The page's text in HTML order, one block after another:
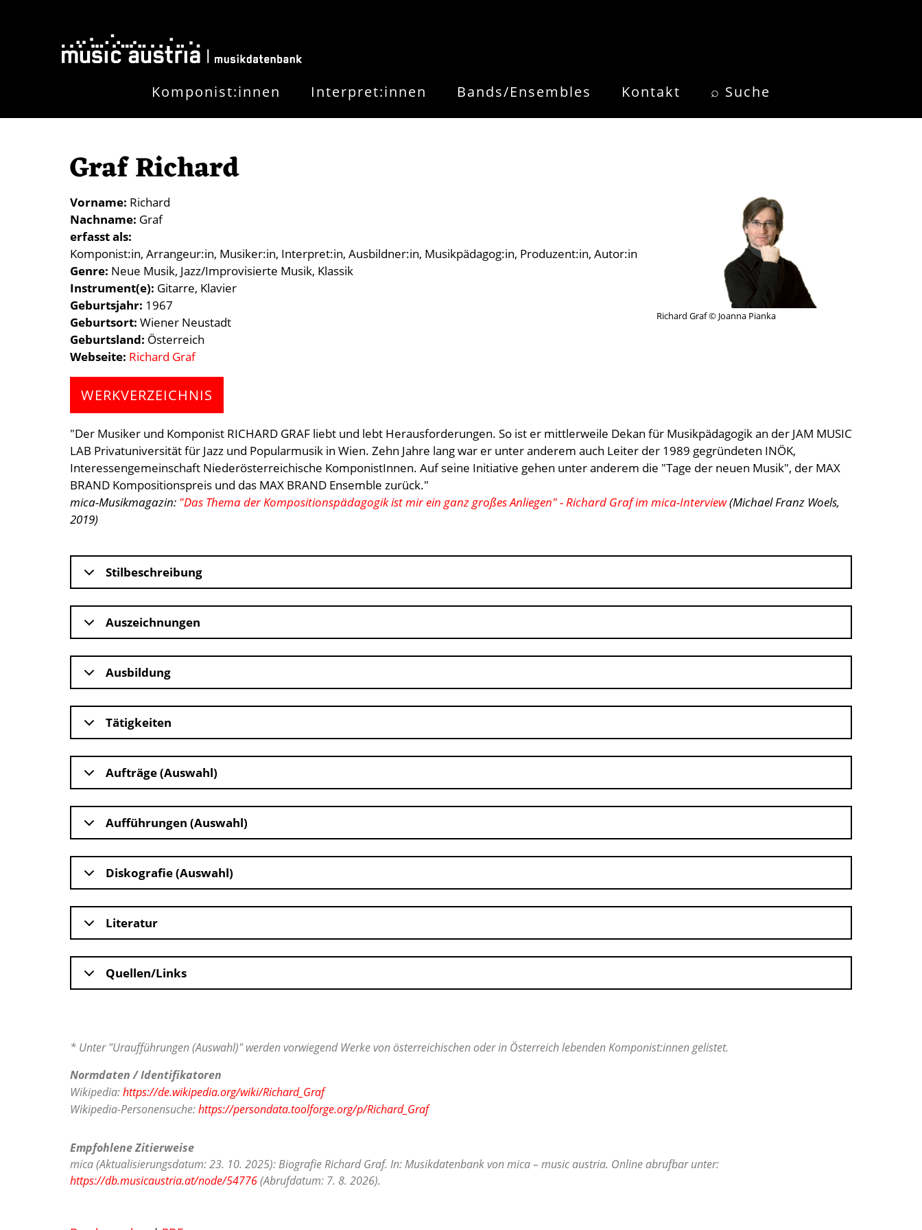
Komponist:innen Interpret:innen Bands/Ensembles Kontakt ⌕ Suche
Graf Richard
Vorname Richard
Nachname Graf
erfasst als
Komponist:in Arrangeur:in Musiker:in Interpret:in Ausbildner:in Musikpädagog:in Produzent:in Autor:in
Genre Neue Musik Jazz/Improvisierte Musik Klassik
Instrument(e) Gitarre Klavier
Geburtsjahr 1967
Geburtsort Wiener Neustadt
Geburtsland Österreich
Webseite Richard Graf
WERKVERZEICHNIS
Richard Graf © Joanna Pianka
"Der Musiker und Komponist RICHARD GRAF liebt und lebt Herausforderungen. So ist er mittlerweile Dekan für Musikpädagogik an der JAM MUSIC
LAB Privatuniversität für Jazz und Popularmusik in Wien. Zehn Jahre lang war er unter anderem auch Leiter der 1989 gegründeten INÖK,
Interessengemeinschaft Niederösterreichische KomponistInnen. Auf seine Initiative gehen unter anderem die "Tage der neuen Musik", der MAX
BRAND Kompositionspreis und das MAX BRAND Ensemble zurück."
mica-Musikmagazin: "Das Thema der Kompositionspädagogik ist mir ein ganz großes Anliegen" - Richard Graf im mica-Interview(Michael Franz Woels,
2019)
Stilbeschreibung
Auszeichnungen
Ausbildung
Tätigkeiten
Aufträge (Auswahl)
Aufführungen (Auswahl)
Diskografie (Auswahl)
Literatur
Quellen/Links
* Unter "Uraufführungen (Auswahl)" werden vorwiegend Werke von österreichischen oder in Österreich lebenden Komponist:innen gelistet.
Normdaten / Identifikatoren
Wikipedia:https://de.wikipedia.org/wiki/Richard_Graf
Wikipedia-Personensuche:https://persondata.toolforge.org/p/Richard_Graf
Empfohlene Zitierweise
mica (Aktualisierungsdatum: 23. 10. 2025): Biografie Richard Graf. In: Musikdatenbank von mica – music austria. Online abrufbar unter:
https://db.musicaustria.at/node/54776(Abrufdatum: 7. 8. 2026).